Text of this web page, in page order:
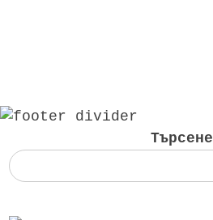
Търсене